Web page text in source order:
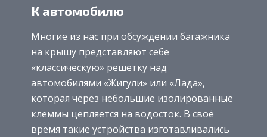
К автомобилю
Многие из нас при обсуждении багажника
на крышу представляют себе
«классическую» решётку над
автомобилями «Жигули» или «Лада»,
которая через небольшие изолированные
клеммы цепляется на водосток. В своё
время такие устройства изготавливались